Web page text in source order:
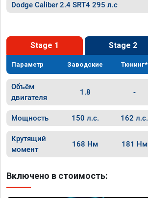
Dodge Caliber 2.4 SRT4 295 л.с
Stage 1 Stage 2
Параметр Заводские Тюнинг*
Объём
двигателя
1.8 -
Мощность 150 л.с. 162 л.с.
Крутящий
момент
168 Нм 181 Нм
Включено в стоимость: